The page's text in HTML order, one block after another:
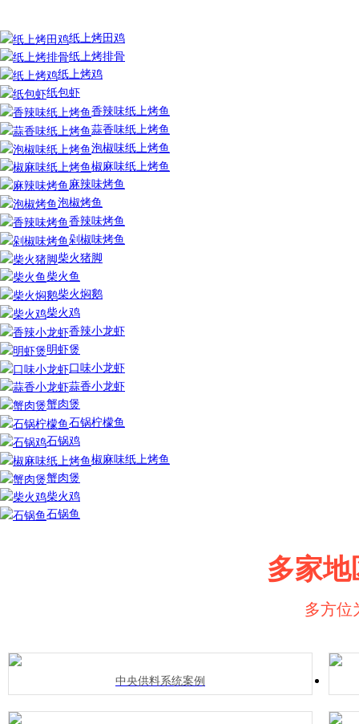
纸上烤田鸡
纸上烤排骨
纸上烤鸡
纸包虾
香辣味纸上烤鱼
蒜香味纸上烤鱼
泡椒味纸上烤鱼
椒麻味纸上烤鱼
麻辣味烤鱼
泡椒烤鱼
香辣味烤鱼
剁椒味烤鱼
柴火猪脚
柴火鱼
柴火焖鹅
柴火鸡
香辣小龙虾
明虾煲
口味小龙虾
蒜香小龙虾
蟹肉煲
石锅柠檬鱼
石锅鸡
椒麻味纸上烤鱼
蟹肉煲
柴火鸡
石锅鱼
多家
多方位
中央供料系统案例